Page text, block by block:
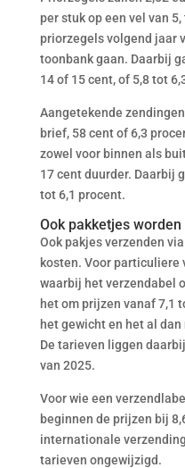
per stuk op een vel van
priorzegels volgend jaar
toonbank gaan. Daarbij
14 of 15 cent, of 5,8 tot
Aangetekende
brief, 58 cent of 6,3
zowel voor binnen als
17 cent duurder. Daarbij
tot 6,1 procent.
Ook pakketjes
Ook pakjes verzenden
kosten. Voor particuliere
waarbij het verzendabel
het om prijzen vanaf 7,1
het gewicht en het al
De tarieven liggen
van 2025.
Voor wie een
beginnen de prijzen bij
internationale
tarieven ongewijzigd.